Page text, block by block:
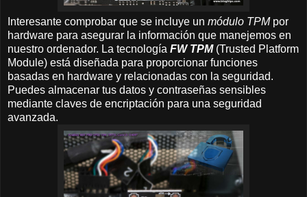
Interesante comprobar que se incluye un módulo TPMpor
hardware para asegurar la información que manejemos en
nuestro ordenador. La tecnología FW TPM(Trusted Platform
Module) está diseñada para proporcionar funciones
basadas en hardware y relacionadas con la seguridad.
Puedes almacenar tus datos y contraseñas sensibles
mediante claves de encriptación para una seguridad
avanzada.